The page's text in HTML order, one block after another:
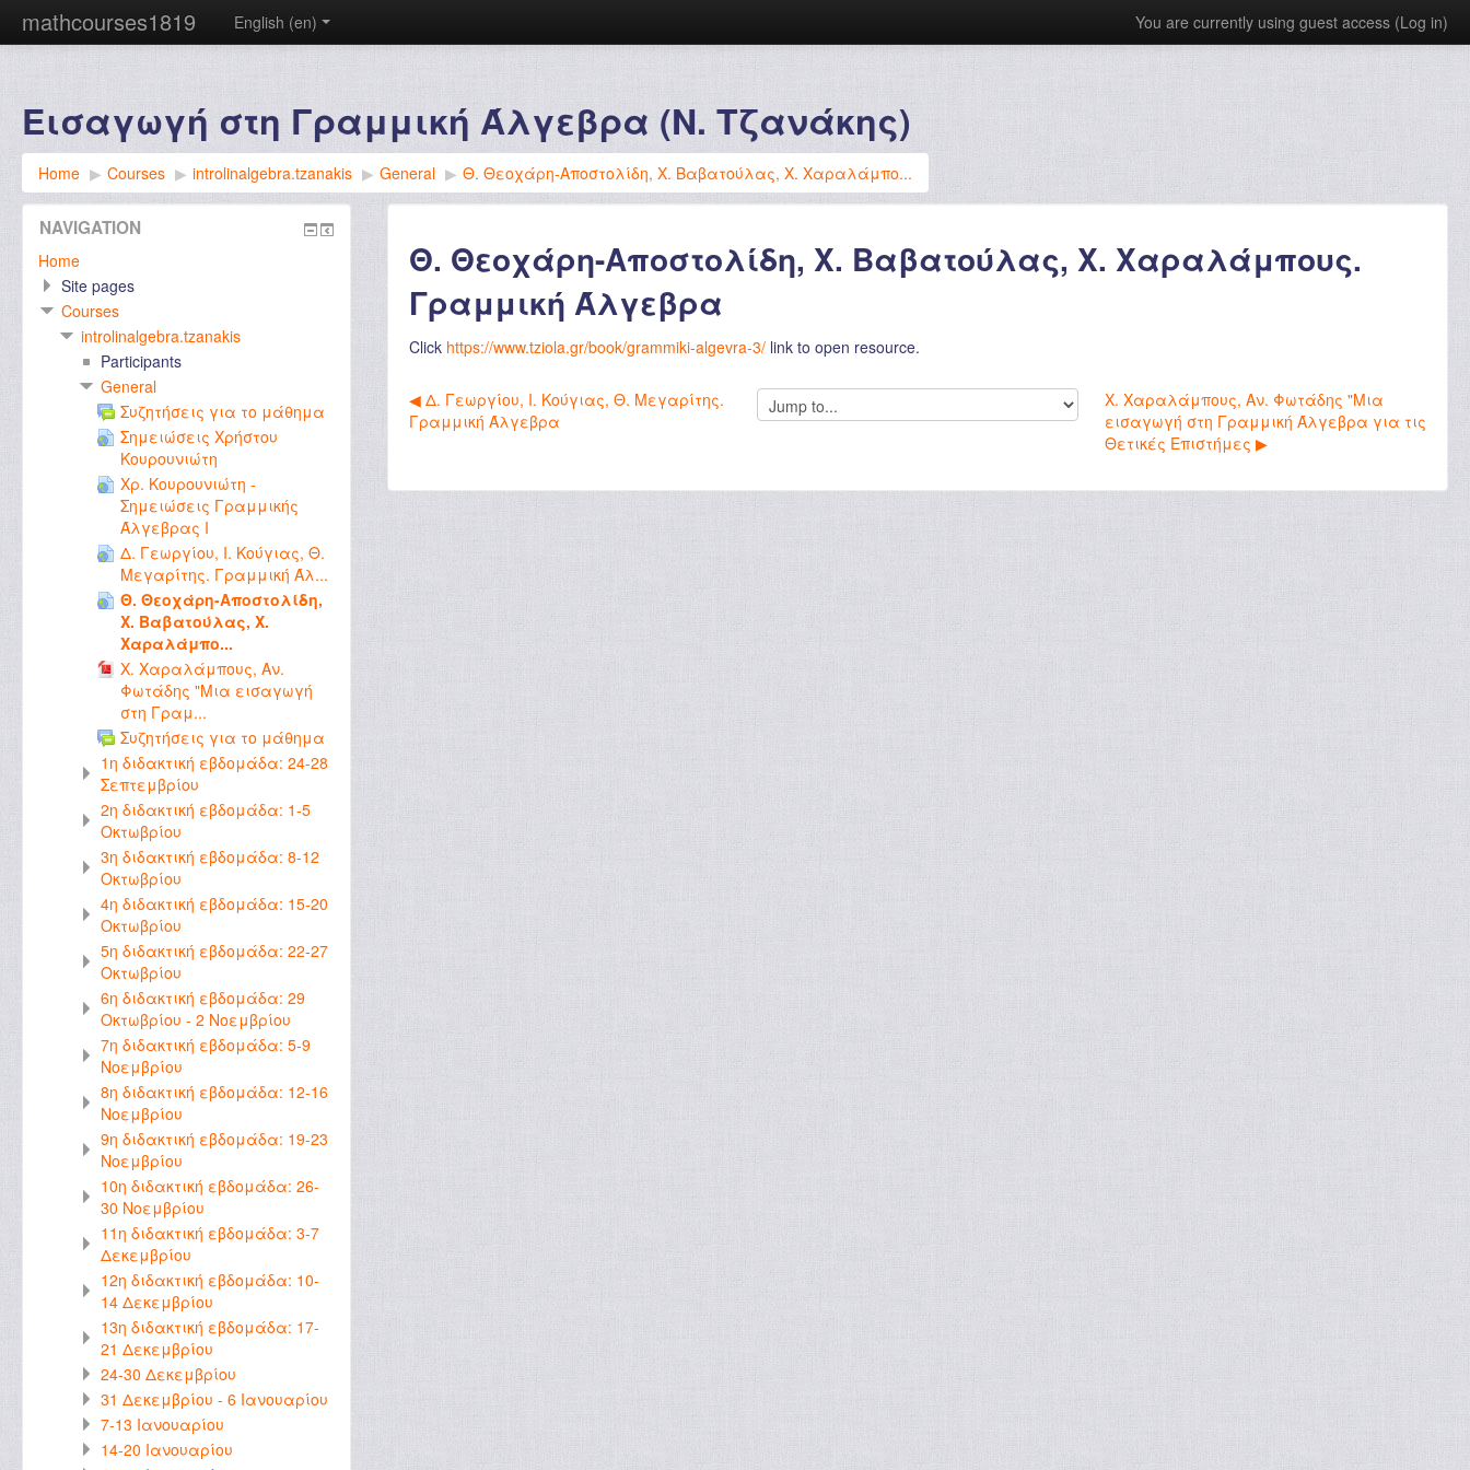
mathcourses1819 You are currently using guest access (Log in)
English ‎(en)‎
Εισαγωγή στη Γραμμική Άλγεβρα (Ν. Τζανάκης)
Home ▶︎ Courses ▶︎ introlinalgebra.tzanakis ▶︎ General ▶︎ Θ. Θεοχάρη-Αποστολίδη, Χ. Βαβατούλας, Χ. Χαραλάμπο...
Θ. Θεοχάρη-Αποστολίδη, Χ. Βαβατούλας, Χ. Χαραλάμπους.
Γραμμική Άλγεβρα
Click https://www.tziola.gr/book/grammiki-algevra-3/ link to open resource.
◀︎ Δ. Γεωργίου, Ι. Κούγιας, Θ. Μεγαρίτης.
Γραμμική Άλγεβρα
Jump
to...
Χ. Χαραλάμπους, Αν. Φωτάδης "Μια
εισαγωγή στη Γραμμική Άλγεβρα για τις
Θετικές Επιστήμες ▶︎
NAVIGATION
Home
Site pages
Courses
introlinalgebra.tzanakis
Participants
General
Συζητήσεις για το μάθημα
Σημειώσεις Χρήστου
Κουρουνιώτη
Χρ. Κουρουνιώτη -
Σημειώσεις Γραμμικής
Άλγεβρας Ι
Δ. Γεωργίου, Ι. Κούγιας, Θ.
Μεγαρίτης. Γραμμική Άλ...
Θ. Θεοχάρη-Αποστολίδη,
Χ. Βαβατούλας, Χ.
Χαραλάμπο...
Χ. Χαραλάμπους, Αν.
Φωτάδης "Μια εισαγωγή
στη Γραμ...
Συζητήσεις για το μάθημα
1η διδακτική εβδομάδα: 24-28
Σεπτεμβρίου
2η διδακτική εβδομάδα: 1-5
Οκτωβρίου
3η διδακτική εβδομάδα: 8-12
Οκτωβρίου
4η διδακτική εβδομάδα: 15-20
Οκτωβρίου
5η διδακτική εβδομάδα: 22-27
Οκτωβρίου
6η διδακτική εβδομάδα: 29
Οκτωβρίου - 2 Νοεμβρίου
7η διδακτική εβδομάδα: 5-9
Νοεμβρίου
8η διδακτική εβδομάδα: 12-16
Νοεμβρίου
9η διδακτική εβδομάδα: 19-23
Νοεμβρίου
10η διδακτική εβδομάδα: 26-
30 Νοεμβρίου
11η διδακτική εβδομάδα: 3-7
Δεκεμβρίου
12η διδακτική εβδομάδα: 10-
14 Δεκεμβρίου
13η διδακτική εβδομάδα: 17-
21 Δεκεμβρίου
24-30 Δεκεμβρίου
31 Δεκεμβρίου - 6 Ιανουαρίου
7-13 Ιανουαρίου
14-20 Ιανουαρίου